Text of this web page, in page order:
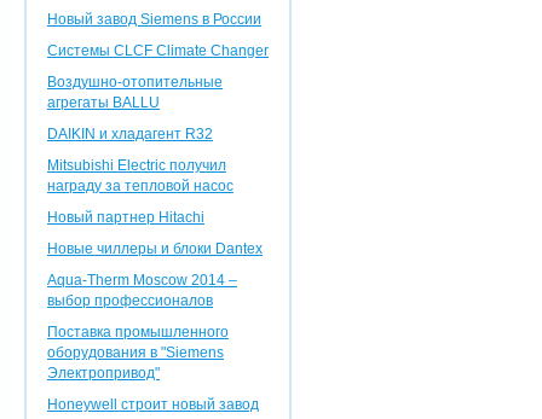
Новый завод Siemens в России
Системы CLCF Climate Changer
Воздушно-отопительные
агрегаты BALLU
DAIKIN и хладагент R32
Mitsubishi Electric получил
награду за тепловой насос
Новый партнер Hitachi
Новые чиллеры и блоки Dantex
Aqua-Therm Moscow 2014 –
выбор профессионалов
Поставка промышленного
оборудования в "Siemens
Электропривод"
Honeywell строит новый завод